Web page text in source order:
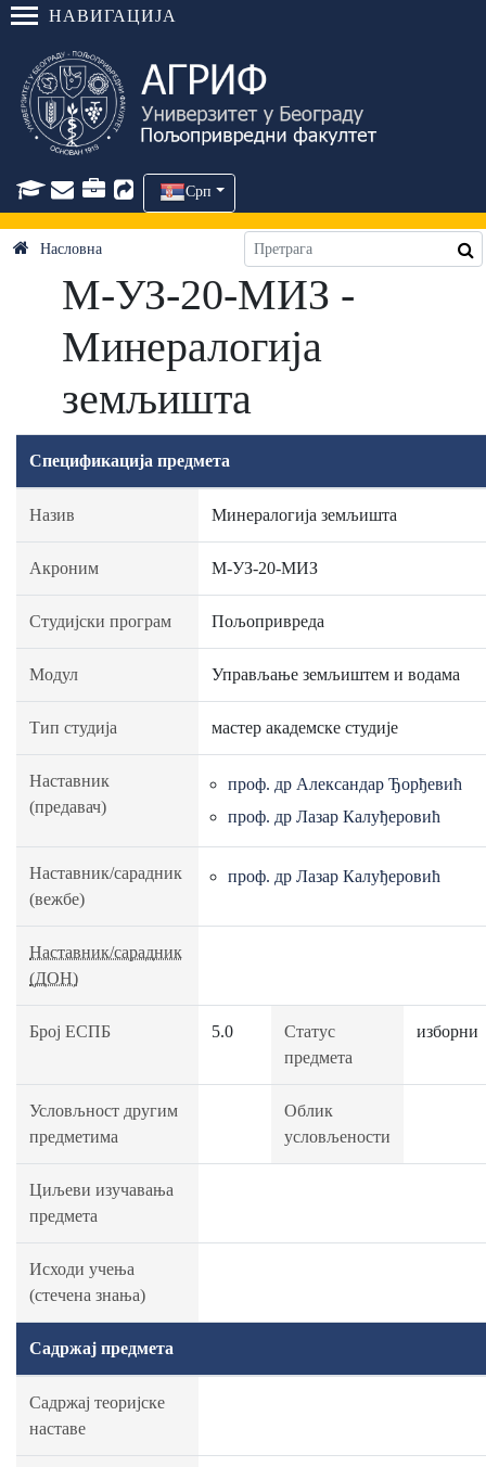
НАВИГАЦИЈА
Срп
Насловна
М-УЗ-20-МИЗ -
Минералогија
земљишта
Спецификација предмета
Назив Минералогија земљишта
Акроним М-УЗ-20-МИЗ
Студијски програм Пољопривреда
Модул Управљање земљиштем и водама
Тип студија мастер академске студије
Наставник
(предавач)
проф. др Александар Ђорђевић
проф. др Лазар Калуђеровић
Наставник/сарадник
(вежбе)
проф. др Лазар Калуђеровић
Наставник/сарадник
(ДОН)
Број ЕСПБ 5.0
Статус
предмета
изборни
Условљност другим
предметима
Облик
условљености
Циљеви изучавања
предмета
Исходи учења
(стечена знања)
Садржај предмета
Садржај теоријске
наставе